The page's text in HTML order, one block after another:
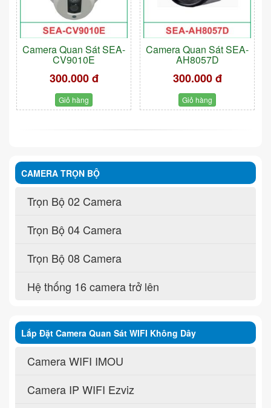
Camera Quan Sát SEA-
CV9010E
300.000 đ
Giỏ hàng
Camera Quan Sát SEA-
AH8057D
300.000 đ
Giỏ hàng
CAMERA TRỌN BỘ
Trọn Bộ 02 Camera
Trọn Bộ 04 Camera
Trọn Bộ 08 Camera
Hệ thống 16 camera trở lên
Lắp Đặt Camera Quan Sát WIFI Không Dây
Camera WIFI IMOU
Camera IP WIFI Ezviz